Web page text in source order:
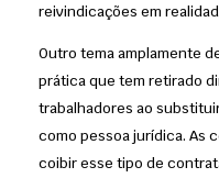
reivindicações em
Outro tema amplamente
prática que tem retirado
trabalhadores ao
como pessoa jurídica. As
coibir esse tipo de